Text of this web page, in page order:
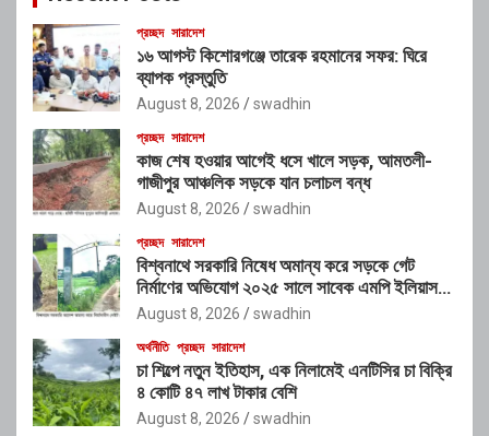
প্রচ্ছদ সারাদেশ
১৬ আগস্ট কিশোরগঞ্জে তারেক রহমানের সফর: ঘিরে
ব্যাপক প্রস্তুতি
August 8, 2026 swadhin
প্রচ্ছদ সারাদেশ
কাজ শেষ হওয়ার আগেই ধসে খালে সড়ক, আমতলী-
গাজীপুর আঞ্চলিক সড়কে যান চলাচল বন্ধ
August 8, 2026 swadhin
প্রচ্ছদ সারাদেশ
বিশ্বনাথে সরকারি নিষেধ অমান্য করে সড়কে গেট
নির্মাণের অভিযোগ ২০২৫ সালে সাবেক এমপি ইলিয়াস
আলীর নামে নামফলক স্থাপনের অভিযোগ
August 8, 2026 swadhin
অর্থনীতি প্রচ্ছদ সারাদেশ
চা শিল্পে নতুন ইতিহাস, এক নিলামেই এনটিসির চা বিক্রি
৪ কোটি ৪৭ লাখ টাকার বেশি
August 8, 2026 swadhin